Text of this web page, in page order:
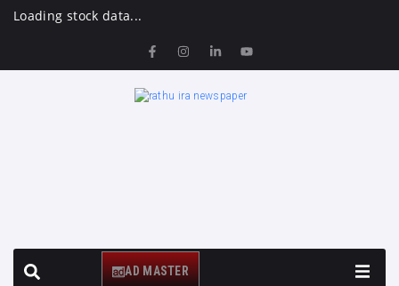
Loading stock data...
AD MASTER